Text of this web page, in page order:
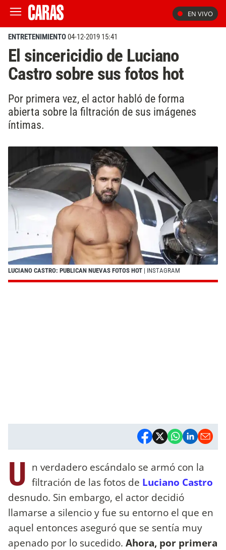
EN VIVO
ENTRETENIMIENTO04-12-2019 15:41
El sincericidio de Luciano
Castro sobre sus fotos hot
Por primera vez, el actor habló de forma
abierta sobre la filtración de sus imágenes
íntimas.
LUCIANO CASTRO: PUBLICAN NUEVAS FOTOS HOT | INSTAGRAM
U n verdadero escándalo se armó con la
filtración de las fotos de Luciano Castro
desnudo. Sin embargo, el actor decidió
llamarse a silencio y fue su entorno el que en
aquel entonces aseguró que se sentía muy
apenado por lo sucedido. Ahora, por primera